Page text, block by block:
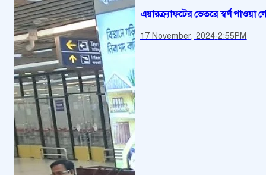
এয়ারক্র্যাফটের ভেতরে স্বর্ণ পাওয়া
17 November, 2024-2:55PM